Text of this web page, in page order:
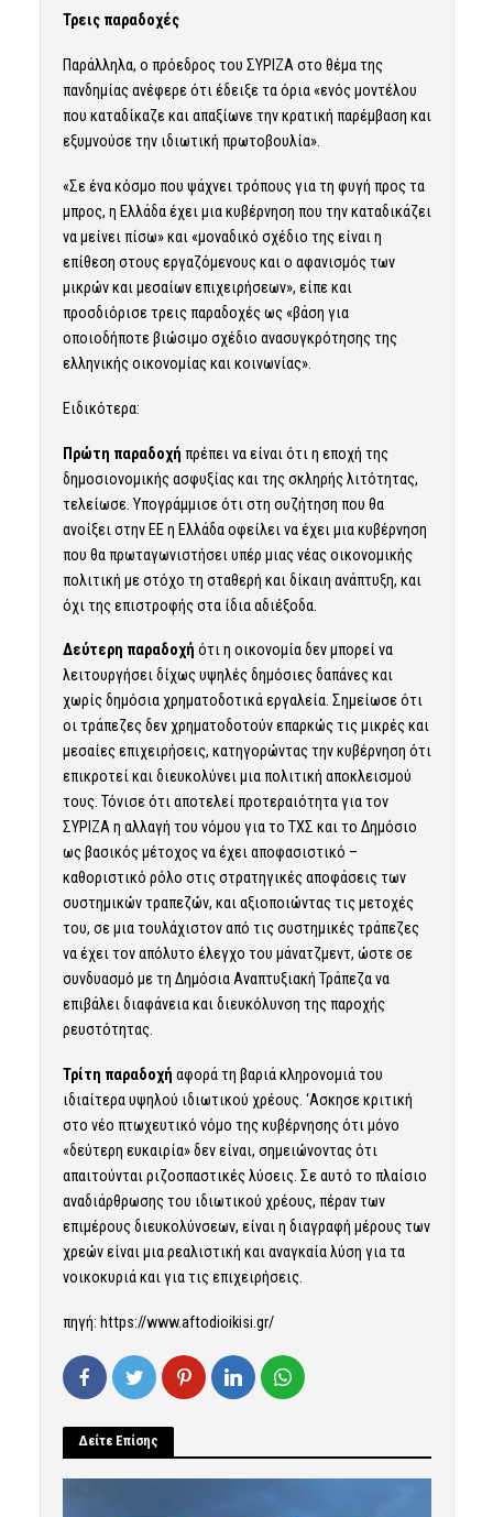
Τρεις παραδοχές
Παράλληλα, ο πρόεδρος του ΣΥΡΙΖΑ στο θέμα της
πανδημίας ανέφερε ότι έδειξε τα όρια «ενός μοντέλου
που καταδίκαζε και απαξίωνε την κρατική παρέμβαση και
εξυμνούσε την ιδιωτική πρωτοβουλία».
«Σε ένα κόσμο που ψάχνει τρόπους για τη φυγή προς τα
μπρος, η Ελλάδα έχει μια κυβέρνηση που την καταδικάζει
να μείνει πίσω» και «μοναδικό σχέδιο της είναι η
επίθεση στους εργαζόμενους και ο αφανισμός των
μικρών και μεσαίων επιχειρήσεων», είπε και
προσδιόρισε τρεις παραδοχές ως «βάση για
οποιοδήποτε βιώσιμο σχέδιο ανασυγκρότησης της
ελληνικής οικονομίας και κοινωνίας».
Ειδικότερα:
Πρώτη παραδοχή πρέπει να είναι ότι η εποχή της
δημοσιονομικής ασφυξίας και της σκληρής λιτότητας,
τελείωσε. Υπογράμμισε ότι στη συζήτηση που θα
ανοίξει στην ΕΕ η Ελλάδα οφείλει να έχει μια κυβέρνηση
που θα πρωταγωνιστήσει υπέρ μιας νέας οικονομικής
πολιτική με στόχο τη σταθερή και δίκαιη ανάπτυξη, και
όχι της επιστροφής στα ίδια αδιέξοδα.
Δεύτερη παραδοχή ότι η οικονομία δεν μπορεί να
λειτουργήσει δίχως υψηλές δημόσιες δαπάνες και
χωρίς δημόσια χρηματοδοτικά εργαλεία. Σημείωσε ότι
οι τράπεζες δεν χρηματοδοτούν επαρκώς τις μικρές και
μεσαίες επιχειρήσεις, κατηγορώντας την κυβέρνηση ότι
επικροτεί και διευκολύνει μια πολιτική αποκλεισμού
τους. Τόνισε ότι αποτελεί προτεραιότητα για τον
ΣΥΡΙΖΑ η αλλαγή του νόμου για το ΤΧΣ και το Δημόσιο
ως βασικός μέτοχος να έχει αποφασιστικό –
καθοριστικό ρόλο στις στρατηγικές αποφάσεις των
συστημικών τραπεζών, και αξιοποιώντας τις μετοχές
του, σε μια τουλάχιστον από τις συστημικές τράπεζες
να έχει τον απόλυτο έλεγχο του μάνατζμεντ, ώστε σε
συνδυασμό με τη Δημόσια Αναπτυξιακή Τράπεζα να
επιβάλει διαφάνεια και διευκόλυνση της παροχής
ρευστότητας.
Τρίτη παραδοχή αφορά τη βαριά κληρονομιά του
ιδιαίτερα υψηλού ιδιωτικού χρέους. ‘Ασκησε κριτική
στο νέο πτωχευτικό νόμο της κυβέρνησης ότι μόνο
«δεύτερη ευκαιρία» δεν είναι, σημειώνοντας ότι
απαιτούνται ριζοσπαστικές λύσεις. Σε αυτό το πλαίσιο
αναδιάρθρωσης του ιδιωτικού χρέους, πέραν των
επιμέρους διευκολύνσεων, είναι η διαγραφή μέρους των
χρεών είναι μια ρεαλιστική και αναγκαία λύση για τα
νοικοκυριά και για τις επιχειρήσεις.
πηγή: https://www.aftodioikisi.gr/
Δείτε Επίσης